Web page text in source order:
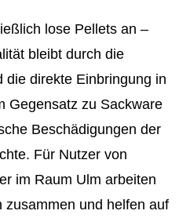
lose Pellets an –
bleibt durch die
die direkte Einbringung in
Gegensatz zu Sackware
Beschädigungen der
Für Nutzer von
im Raum Ulm arbeiten
und helfen auf